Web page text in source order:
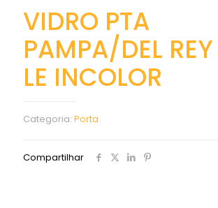
VIDRO PTA
PAMPA/DEL
LE INCOLOR
Categoria: Porta
Compartilhar